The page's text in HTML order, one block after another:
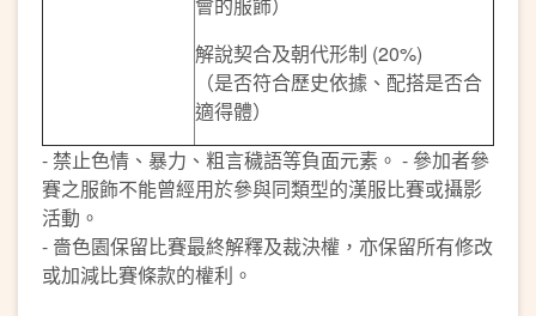
解說契合及朝代形制 (20%)
（是否符合歷史依據、配搭是否合
適得體）
- 禁止色情、暴力、粗言穢語等負面元素。 - 參加者參
賽之服飾不能曾經用於參與同類型的漢服比賽或攝影
活動。
- 嗇色園保留比賽最終解釋及裁決權，亦保留所有修改
或加減比賽條款的權利。